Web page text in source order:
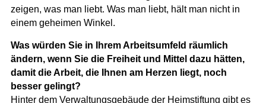
zeigen, was man liebt. Was man liebt, hält man nicht in
einem geheimen Winkel.
Was würden Sie in Ihrem Arbeitsumfeld räumlich
ändern, wenn Sie die Freiheit und Mittel dazu hätten,
damit die Arbeit, die Ihnen am Herzen liegt, noch
besser gelingt?
Hinter dem Verwaltungsgebäude der Heimstiftung gibt es